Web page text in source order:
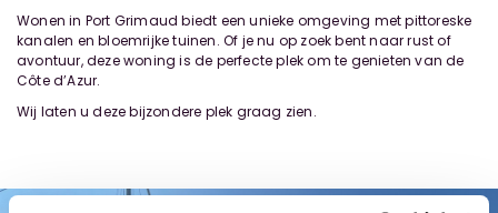
Wonen in Port Grimaud biedt een unieke omgeving met pittoreske
kanalen en bloemrijke tuinen. Of je nu op zoek bent naar rust of
avontuur, deze woning is de perfecte plek om te genieten van de
Côte d’Azur.
Wij laten u deze bijzondere plek graag zien.